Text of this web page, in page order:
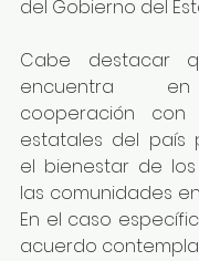
del Gobierno del
Cabe destacar
encuentra
cooperación con
estatales del país
el bienestar de
las comunidades
En el caso
acuerdo contempla: